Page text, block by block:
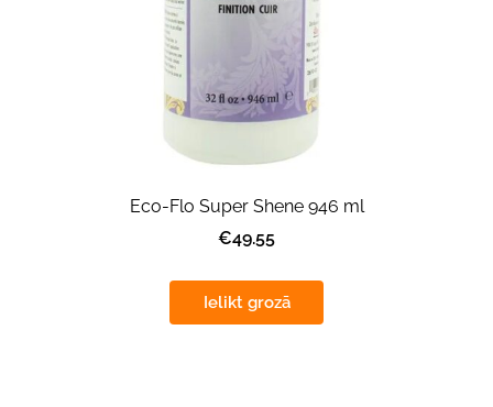
Eco-Flo Super Shene 946 ml
€49.55
Ielikt grozā